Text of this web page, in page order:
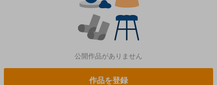
公開作品がありません
作品を登録